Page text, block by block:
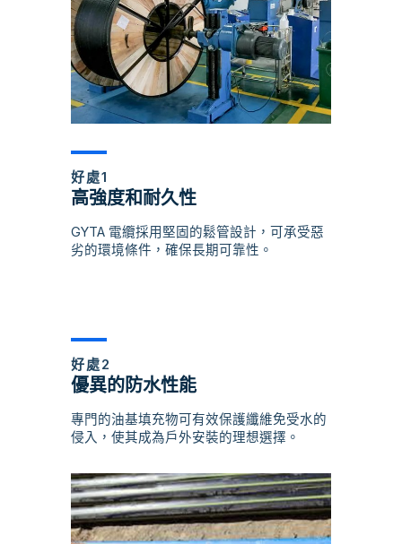
好處1
高強度和耐久性
GYTA 電纜採用堅固的鬆管設計，可承受惡
劣的環境條件，確保長期可靠性。
好處2
優異的防水性能
專門的油基填充物可有效保護纖維免受水的
侵入，使其成為戶外安裝的理想選擇。